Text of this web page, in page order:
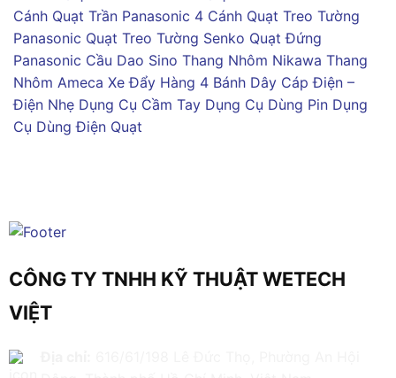
Cánh Quạt Trần Panasonic 4 Cánh Quạt Treo Tường
Panasonic Quạt Treo Tường Senko Quạt Đứng
Panasonic Cầu Dao Sino Thang Nhôm Nikawa Thang
Nhôm Ameca Xe Đẩy Hàng 4 Bánh Dây Cáp Điện –
Điện Nhẹ Dụng Cụ Cầm Tay Dụng Cụ Dùng Pin Dụng
Cụ Dùng Điện Quạt
CÔNG TY TNHH KỸ THUẬT WETECH
VIỆT